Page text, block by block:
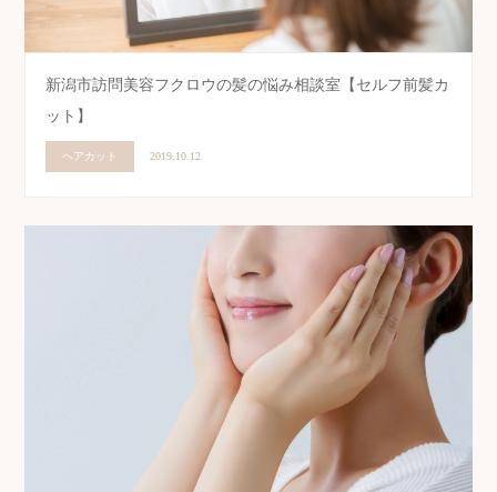
新潟市訪問美容フクロウの髪の悩み相談室【セルフ前髪カ
ット】
ヘアカット 2019.10.12